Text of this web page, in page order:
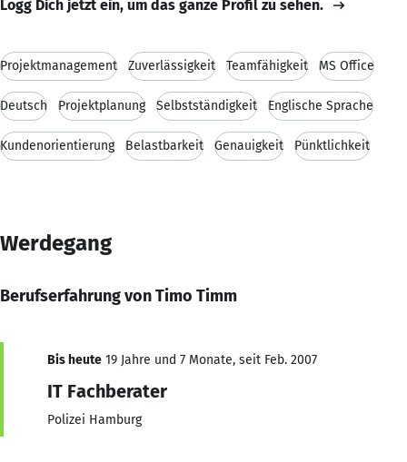
Logg Dich jetzt ein, um das ganze Profil zu sehen.
Projektmanagement Zuverlässigkeit Teamfähigkeit MS Office
Deutsch Projektplanung Selbstständigkeit Englische Sprache
Kundenorientierung Belastbarkeit Genauigkeit Pünktlichkeit
Werdegang
Berufserfahrung von Timo Timm
Bis heute 19 Jahre und 7 Monate, seit Feb. 2007
IT Fachberater
Polizei Hamburg